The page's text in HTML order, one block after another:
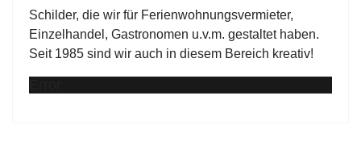
Schilder, die wir für Ferienwohnungsvermieter,
Einzelhandel, Gastronomen u.v.m. gestaltet haben.
Seit 1985 sind wir auch in diesem Bereich kreativ!